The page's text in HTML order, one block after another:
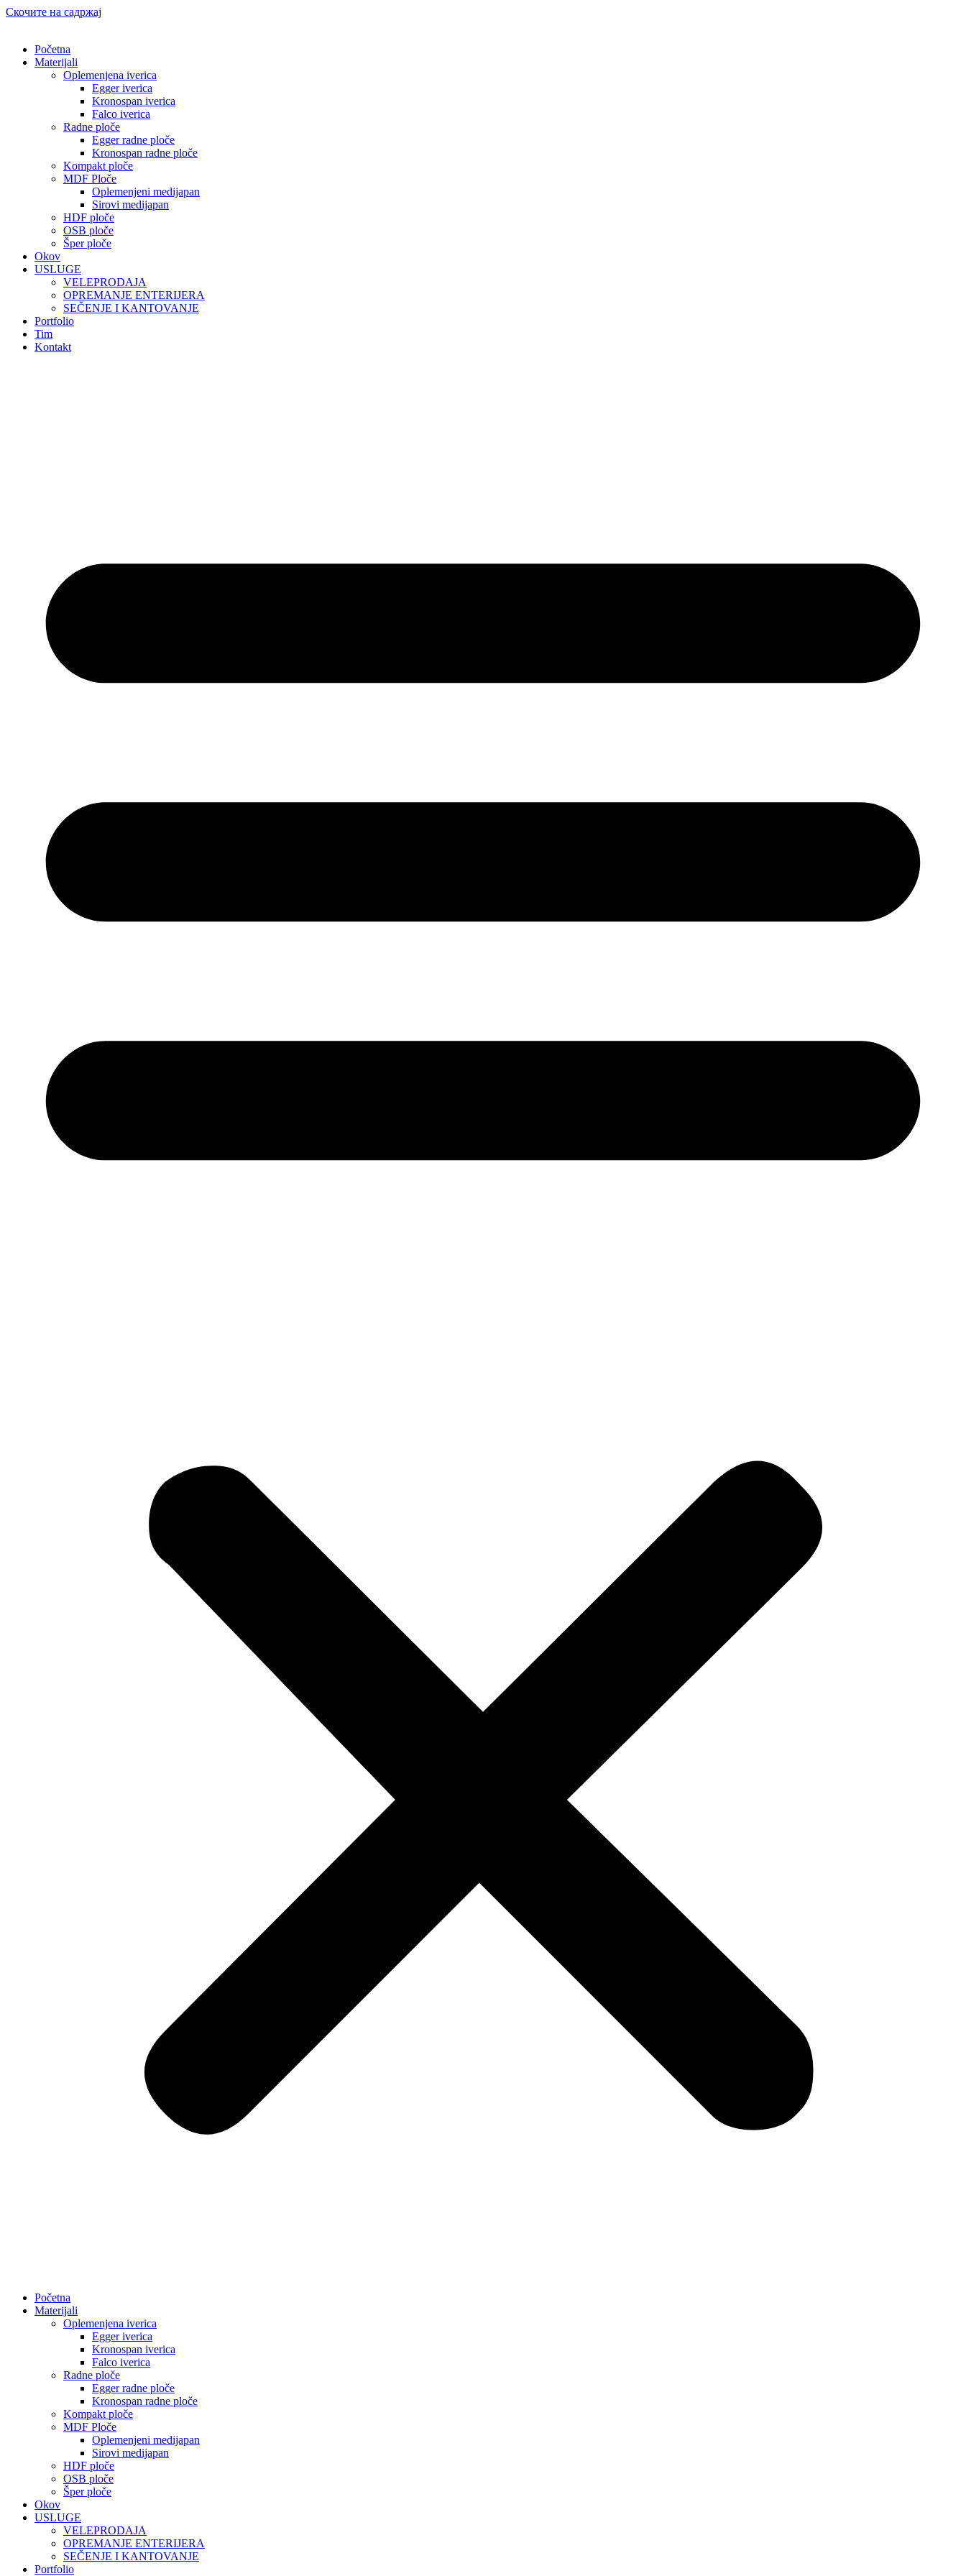
Скочите на садржај
Početna
Materijali
Oplemenjena iverica
Egger iverica
Kronospan iverica
Falco iverica
Radne ploče
Egger radne ploče
Kronospan radne ploče
Kompakt ploče
MDF Ploče
Oplemenjeni medijapan
Sirovi medijapan
HDF ploče
OSB ploče
Šper ploče
Okov
USLUGE
VELEPRODAJA
OPREMANJE ENTERIJERA
SEČENJE I KANTOVANJE
Portfolio
Tim
Kontakt
Početna
Materijali
Oplemenjena iverica
Egger iverica
Kronospan iverica
Falco iverica
Radne ploče
Egger radne ploče
Kronospan radne ploče
Kompakt ploče
MDF Ploče
Oplemenjeni medijapan
Sirovi medijapan
HDF ploče
OSB ploče
Šper ploče
Okov
USLUGE
VELEPRODAJA
OPREMANJE ENTERIJERA
SEČENJE I KANTOVANJE
Portfolio